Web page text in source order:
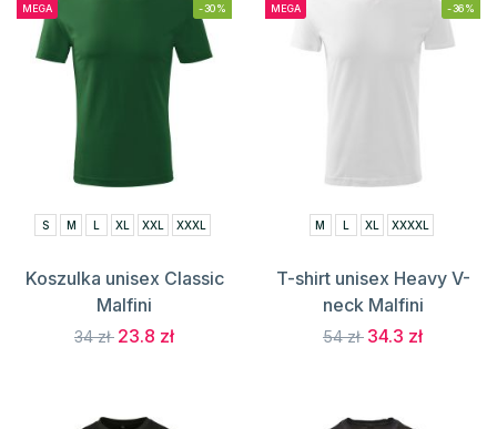
MEGA -30%
S M L XL XXL XXXL
Koszulka unisex Classic
Malfini
34 zł 23.8 zł
MEGA -36%
M L XL XXXXL
T-shirt unisex Heavy V-
neck Malfini
54 zł 34.3 zł